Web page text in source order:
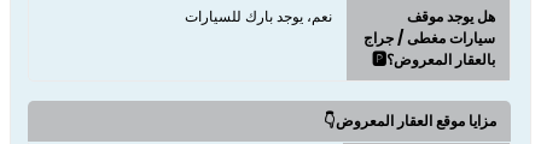
هل يوجد موقف
سيارات مغطى / جراج
بالعقار المعروض؟🅿️
نعم، يوجد بارك للسيارات
مزايا موقع العقار المعروض👇